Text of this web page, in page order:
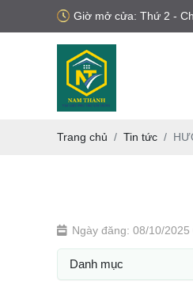
Giờ mở cửa: Thứ 2 -
Trang chủ Tin tức
Ngày đăng: 08/10/2025
Danh mục